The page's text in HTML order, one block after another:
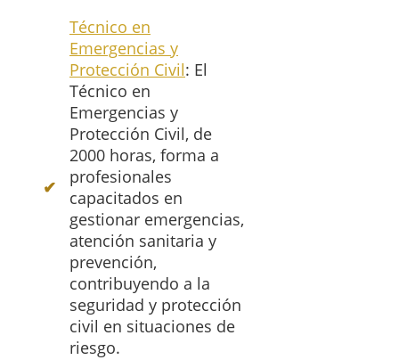
Técnico en
Emergencias y
Protección Civil: El
Técnico en
Emergencias y
Protección Civil, de
2000 horas, forma a
profesionales
capacitados en
gestionar emergencias,
atención sanitaria y
prevención,
contribuyendo a la
seguridad y protección
civil en situaciones de
riesgo.